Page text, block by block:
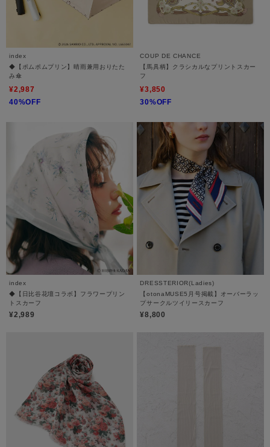
index
◆【ポムポムプリン】晴雨兼用おりたた
み傘
¥2,987
40%OFF
COUP DE CHANCE
【馬具柄】クラシカルなプリントスカー
フ
¥3,850
30%OFF
index
◆【日比谷花壇コラボ】フラワープリン
トスカーフ
¥2,989
DRESSTERIOR(Ladies)
【otonaMUSE5月号掲載】オーバーラッ
プサークルツイリースカーフ
¥8,800